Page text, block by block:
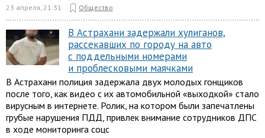
23 апреля, 21:31 Общество
В Астрахани задержали хулиганов,
рассекавших по городу на авто
с поддельными номерами
и проблесковыми маячками
В Астрахани полиция задержала двух молодых гонщиков
после того, как видео с их автомобильной «выходкой» стало
вирусным в интернете. Ролик, на котором были запечатлены
грубые нарушения ПДД, привлек внимание сотрудников ДПС
в ходе мониторинга соцс